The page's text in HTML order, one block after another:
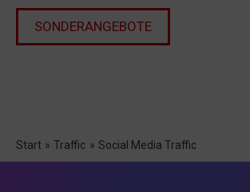
Zum
springen
SONDERANGEBOTE
Start Traffic Social Media Traffic